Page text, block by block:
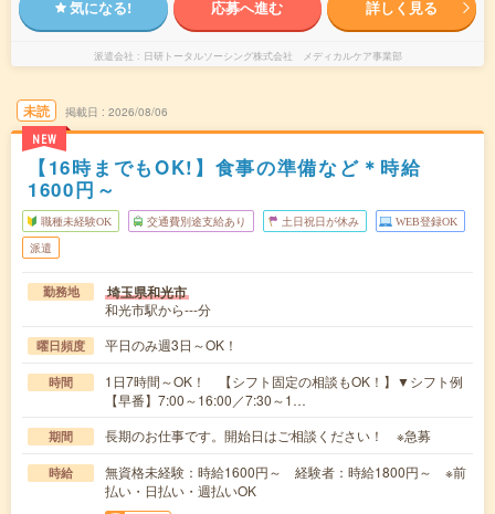
気になる! 応募へ進む 詳しく見る
派遣会社 日研トータルソーシング株式会社 メディカルケア事業部
未読
NEW
掲載日 2026/08/06
【16時までもOK!】食事の準備など＊時給
1600円～
職種未経験OK 交通費別途支給あり 土日祝日が休み WEB登録OK
派遣
勤務地 埼玉県和光市
和光市駅から---分
曜日頻度 平日のみ週3日～OK！
時間
1日7時間～OK！ 【シフト固定の相談もOK！】▼シフト例
【早番】7:00～16:00／7:30～1…
期間 長期のお仕事です。開始日はご相談ください！ ※急募
時給
無資格未経験：時給1600円～ 経験者：時給1800円～ ※前
払い・日払い・週払いOK